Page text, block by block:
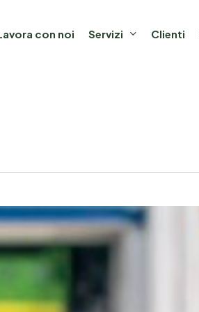
con noi Servizi
pubblico-privato (PPP)
soft
Clienti